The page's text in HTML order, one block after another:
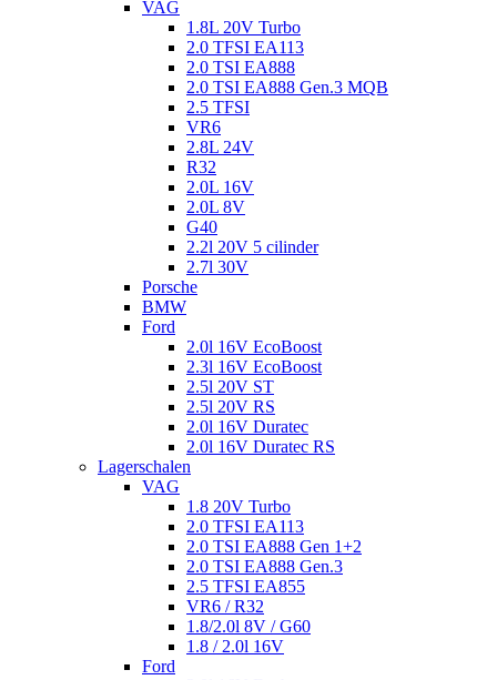
VAG
1.8L 20V Turbo
2.0 TFSI EA113
2.0 TSI EA888
2.0 TSI EA888 Gen.3 MQB
2.5 TFSI
VR6
2.8L 24V
R32
2.0L 16V
2.0L 8V
G40
2.2l 20V 5 cilinder
2.7l 30V
Porsche
BMW
Ford
2.0l 16V EcoBoost
2.3l 16V EcoBoost
2.5l 20V ST
2.5l 20V RS
2.0l 16V Duratec
2.0l 16V Duratec RS
Lagerschalen
VAG
1.8 20V Turbo
2.0 TFSI EA113
2.0 TSI EA888 Gen 1+2
2.0 TSI EA888 Gen.3
2.5 TFSI EA855
VR6 / R32
1.8/2.0l 8V / G60
1.8 / 2.0l 16V
Ford